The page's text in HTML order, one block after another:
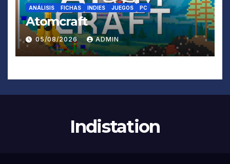
ANÁLISIS FICHAS INDIES JUEGOS PC
Atomcraft
05/08/2026 ADMIN
Indistation